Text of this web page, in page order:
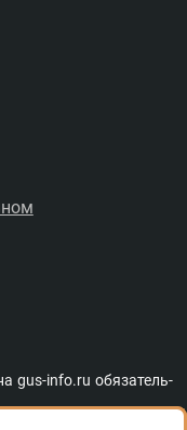
gus-info.ru обя­за­тель­